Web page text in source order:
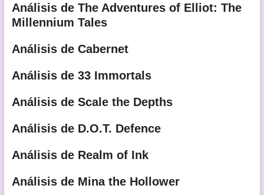
Análisis de The Adventures of Elliot: The
Millennium Tales
Análisis de Cabernet
Análisis de 33 Immortals
Análisis de Scale the Depths
Análisis de D.O.T. Defence
Análisis de Realm of Ink
Análisis de Mina the Hollower